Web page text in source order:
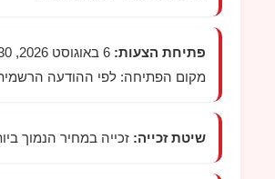
פתיחת הצעות:
מקום הפתיחה: לפי ההודעה הרשמית
שיטת זכייה:זכייה במחיר הנמוך